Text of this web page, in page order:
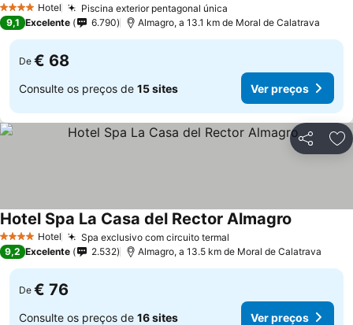
4 EstrelasHotel Piscina exterior pentagonal única
9,1 Excelente 6.790 Almagro, a 13.1 km de Moral de Calatrava
De € 68
Consulte os preços de 15 sites Ver preços
Partilhar
4 EstrelasHotel Spa exclusivo com circuito termal
Hotel Spa La Casa del Rector Almagro
9,2 Excelente 2.532 Almagro, a 13.5 km de Moral de Calatrava
De € 76
Consulte os preços de 16 sites Ver preços